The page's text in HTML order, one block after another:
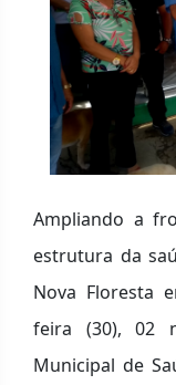
Ampliando a
estrutura da
Nova Floresta
feira (30), 02
Municipal de